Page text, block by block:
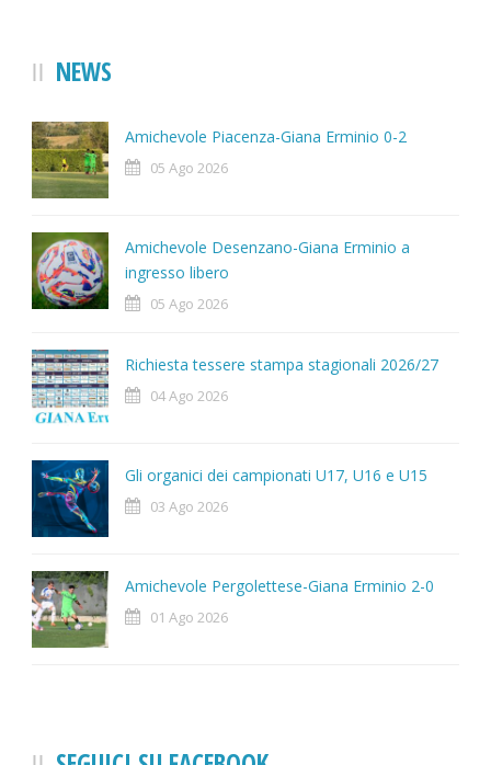
NEWS
Amichevole Piacenza-Giana Erminio 0-2
05 Ago 2026
Amichevole Desenzano-Giana Erminio a
ingresso libero
05 Ago 2026
Richiesta tessere stampa stagionali 2026/27
04 Ago 2026
Gli organici dei campionati U17, U16 e U15
03 Ago 2026
Amichevole Pergolettese-Giana Erminio 2-0
01 Ago 2026